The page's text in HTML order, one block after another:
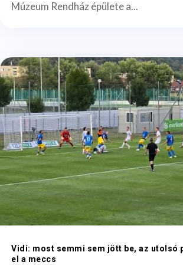
Múzeum Rendház épülete a...
Vidi: most semmi sem jött be, az utolsó
el a meccs